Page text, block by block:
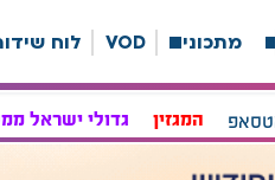
מתכונים VOD לוח
המגזין גדולי ישראל